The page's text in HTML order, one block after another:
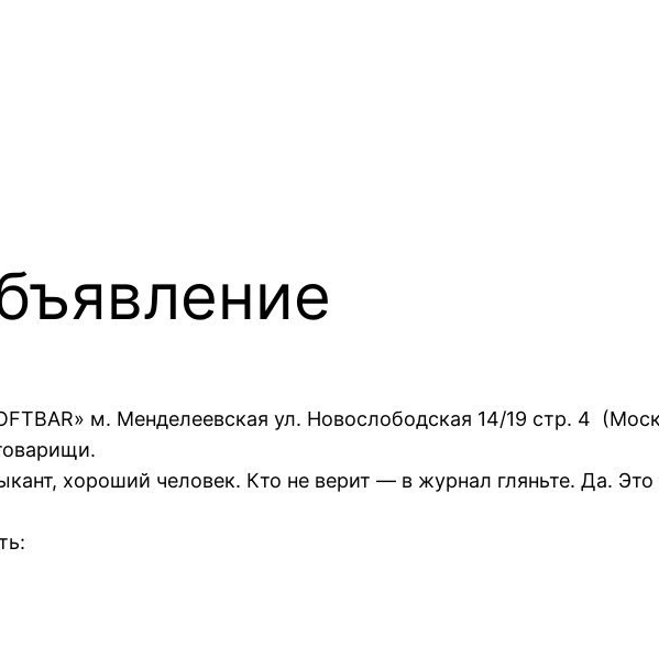
м. Менделеевская ул. Новослободская 14/19 стр. 4
хороший человек. Кто не верит — в журнал гляньте. Да. Это